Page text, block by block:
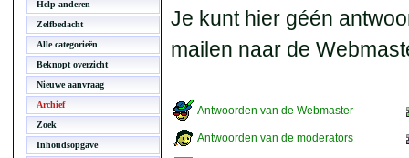
Help anderen
Zelfbedacht
Alle categorieën
Beknopt overzicht
Nieuwe aanvraag
Archief
Zoek
Inhoudsopgave
Je kunt hier géén
mailen naar de
Antwoorden van de Webmaster
Antwoorden van de moderators